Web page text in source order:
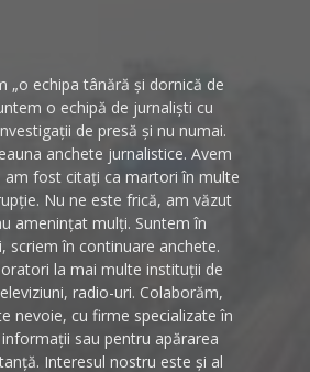
„o echipa tânără și dornică de
o echipă de jurnaliști cu
de presă și nu numai.
anchete jurnalistice. Avem
am fost citați ca martori în multe
Nu ne este frică, am văzut
amenințat mulți. Suntem în
scriem în continuare anchete.
la mai multe instituții de
radio-uri. Colaborăm,
nevoie, cu firme specializate în
sau pentru apărarea
Interesul nostru este și al